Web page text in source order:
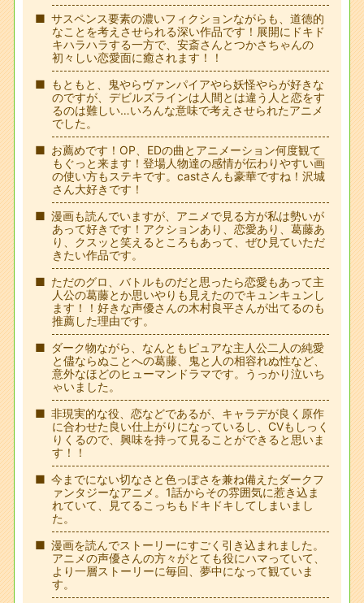
サスペンス要素の濃いフィクションながらも、道徳的
なことを考えさせられる深い作品です！展開にドキド
キハラハラする一方で、安斎さんとつかさちゃんの
初々しい恋愛面に癒されます！！
もともと、鬼やらヴァンパイアやら妖怪やらが好きな
のですが、デビルズラインは人間とは違う人と恋をす
るのは難しい…いろんな意味で考えさせられたアニメ
でした。
お薦めです！OP、EDの曲とアニメーション何度観て
もぐっと来ます！登場人物達の感情が伝わりやすい画
の使い方もステキです。castさんも豪華ですね！沢城
さん大好きです！
漫画も読んでいますが、アニメで見る方が私は勢いが
あって好きです！アクションあり、恋愛あり、葛藤あ
り、クスッと笑えるところもあって、ぜひ見ていただ
きたい作品です。
ただのグロ、バトルものだと思ったら恋愛もあって主
人公の葛藤とか思いやりも見えたのでキュンキュンし
ます！！好きな声優さんの木村良平さんが出てるのも
推薦した理由です。
ダーク物ながら、なんともピュアな主人公二人の純愛
と儘ならぬことへの葛藤、鬼と人の相容れぬ性など、
意外なほどのヒューマンドラマです。うっかり泣いち
ゃいました。
非現実的な役、恋などであるが、キャラデが良く原作
に合わせた良い仕上がりになっているし、CVもしっく
りくるので、興味を持って見ることができると思いま
す！！
今までにない切なさと色っぽさを兼ね備えたダークフ
ァンタジーなアニメ。1話からその雰囲気に惹き込ま
れていて、見てるこっちもドキドキしてしまいまし
た。
漫画を読んでストーリーにすごく引き込まれました。
アニメの声優さんの方々がとても役にハマっていて、
より一層ストーリーに毎回、夢中になって観ていま
す。